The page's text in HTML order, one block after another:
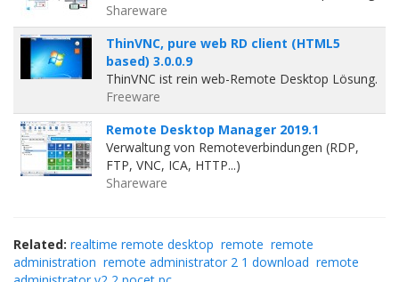
Shareware
ThinVNC, pure web RD client (HTML5
based) 3.0.0.9
ThinVNC ist rein web-Remote Desktop Lösung.
Freeware
Remote Desktop Manager 2019.1
Verwaltung von Remoteverbindungen (RDP,
FTP, VNC, ICA, HTTP...)
Shareware
Related: realtime remote desktop remote remote
administration remote administrator 2 1 download remote